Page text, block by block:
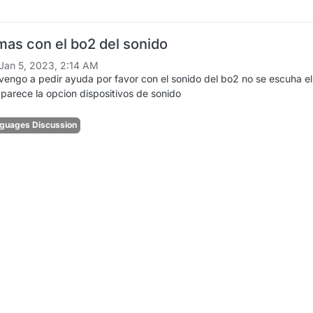
con el bo2 del sonido
5, 2023, 2:14 AM
a pedir ayuda por favor con el sonido del bo2 no se escuha
la opcion dispositivos de sonido
Discussion